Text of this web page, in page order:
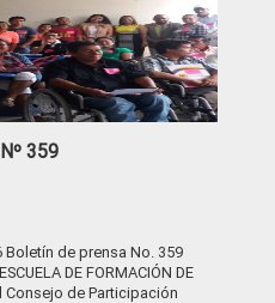
359
de prensa No. 359
DE FORMACIÓN DE
Consejo de Participación